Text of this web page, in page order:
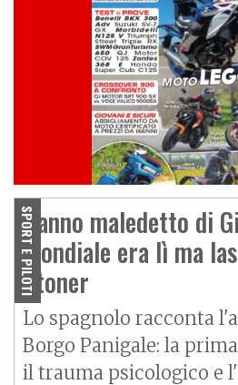
SPORT E PILOTI
L'anno maledetto di
mondiale era lì ma
Stoner
Lo spagnolo racconta
Borgo Panigale: la
il trauma psicologico e